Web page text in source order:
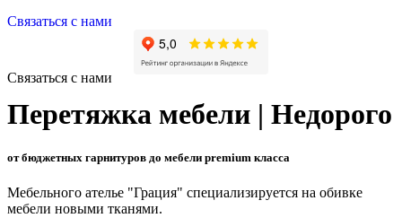
Связаться с нами
Связаться с нами
Перетяжка мебели | Недорого
от бюджетных гарнитуров до мебели premium класса
Мебельного ателье "Грация" специализируется на обивке
мебели новыми тканями.